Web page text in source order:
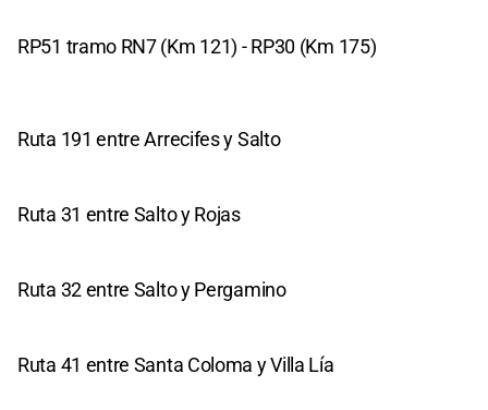
RP51 tramo RN7 (Km 121) - RP30 (Km 175)
Ruta 191 entre Arrecifes y Salto
Ruta 31 entre Salto y Rojas
Ruta 32 entre Salto y Pergamino
Ruta 41 entre Santa Coloma y Villa Lía